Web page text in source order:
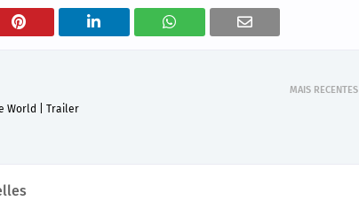
MAIS RECENTES
World | Trailer